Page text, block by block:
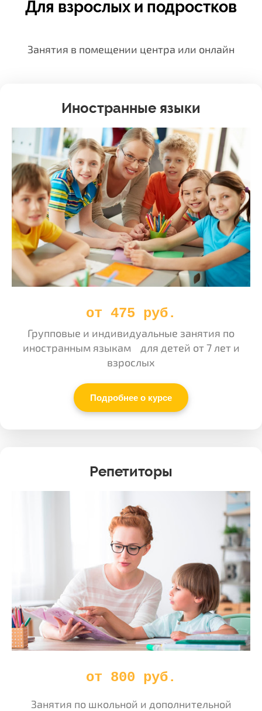
Для взрослых и подростков
Занятия в помещении центра или онлайн
Иностранные языки
от 475 руб.
Групповые и индивидуальные занятия по
иностранным языкам для детей от 7 лет и
взрослых
Подробнее о курсе
Репетиторы
от 800 руб.
Занятия по школьной и дополнительной